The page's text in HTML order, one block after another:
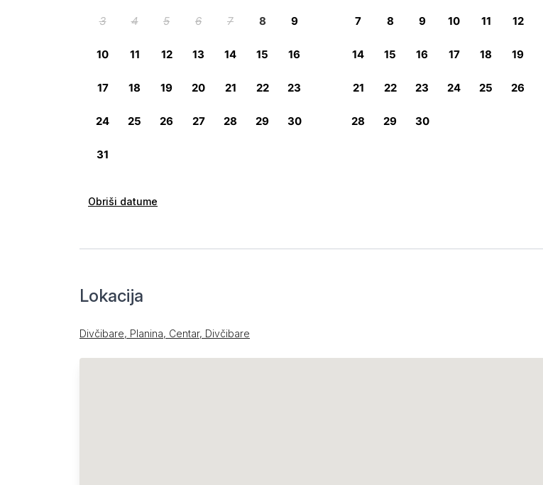
Obriši datume
Lokacija
Divčibare, Planina, Centar, Divčibare